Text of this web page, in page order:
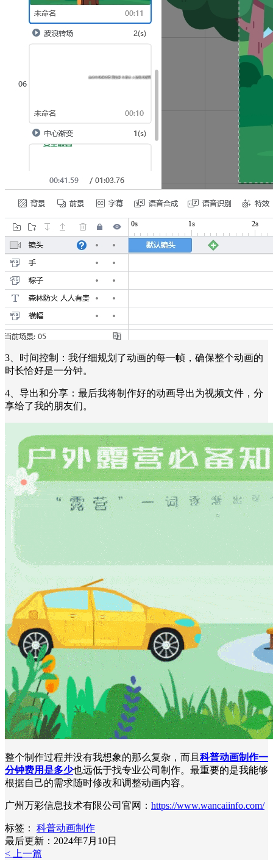
3、时间控制：我仔细规划了动画的每一帧，确保整个动画的
时长恰好是一分钟。
4、导出和分享：最后我将制作好的动画导出为视频文件，分
享给了我的朋友们。
整个制作过程并没有我想象的那么复杂，而且 科普动画制作一
分钟费用是多少也远低于找专业公司制作。最重要的是我能够
根据自己的需求随时修改和调整动画内容。
广州万彩信息技术有限公司官网： https://www.wancaiinfo.com/
标签：
科普动画制作
最后更新：2024年7月10日
< 上一篇